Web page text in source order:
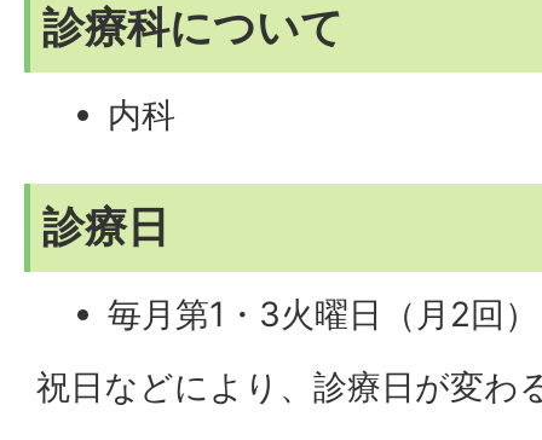
診療科について
内科
診療日
毎月第1・3火曜日（月2回）
祝日などにより、診療日が変わ